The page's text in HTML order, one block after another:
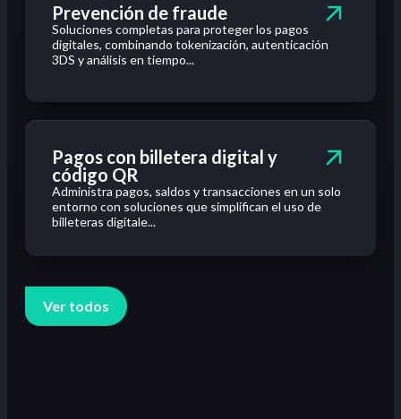
Prevención de fraude
Soluciones completas para proteger los pagos
digitales, combinando tokenización, autenticación
3DS y análisis en tiempo...
Pagos con billetera digital y
código QR
Administra pagos, saldos y transacciones en un solo
entorno con soluciones que simplifican el uso de
billeteras digitale...
Ver todos